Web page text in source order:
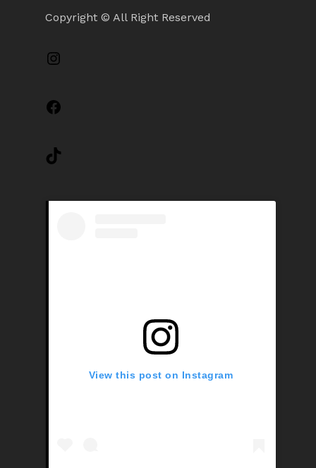
Copyright © All Right Reserved
View this post on Instagram